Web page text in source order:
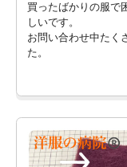
買ったばかりの服で
しいです。
お問い合わせ中たく
た。